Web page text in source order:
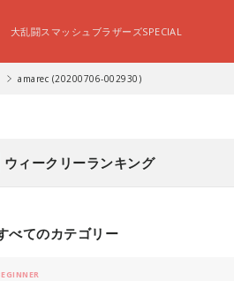
大乱闘スマッシュブラザーズSPECIAL
amarec (20200706-002930)
ウィークリーランキング
べてのカテゴリー